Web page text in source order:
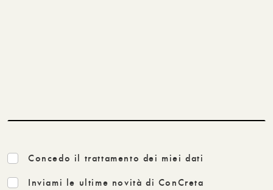
Concedo il trattamento dei miei dati
Inviami le ultime novità di ConCreta